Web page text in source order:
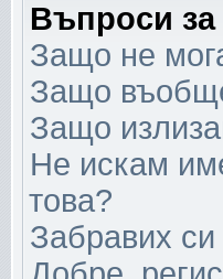
Въпроси за
Защо не
Защо
Защо
Не искам
това?
Забравих си